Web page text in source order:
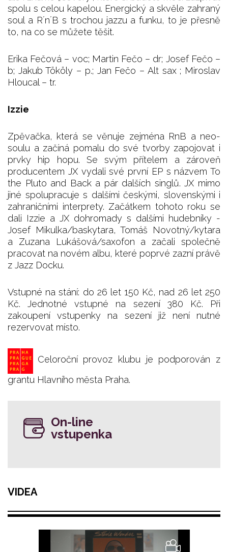
spolu s celou kapelou. Energický a skvěle zahraný
soul a R´n´B s trochou jazzu a funku, to je přesně
to, na co se můžete těšit.
Erika Fečová – voc; Martin Fečo – dr; Josef Fečo –
b; Jakub Tököly – p.; Jan Fečo – Alt sax ; Miroslav
Hloucal – tr.
Izzie
Zpěvačka, která se věnuje zejména RnB a neo-
soulu a začíná pomalu do své tvorby zapojovat i
prvky hip hopu. Se svým přítelem a zároveň
producentem JX vydali své první EP s názvem To
the Pluto and Back a pár dalších singlů. JX mimo
jiné spolupracuje s dalšími českými, slovenskými i
zahraničními interprety. Začátkem tohoto roku se
dali Izzie a JX dohromady s dalšími hudebníky -
Josef Mikulka/baskytara, Tomáš Novotný/kytara
a Zuzana Lukášová/saxofon a začali společně
pracovat na novém albu, které poprvé zazní právě
z Jazz Docku.
Vstupné na stání: do 26 let 150 Kč, nad 26 let 250
Kč. Jednotné vstupné na sezení 380 Kč. Při
zakoupení vstupenky na sezení již není nutné
rezervovat místo.
Celoroční provoz klubu je podporován z
grantu Hlavního města Praha.
On-line
vstupenka
VIDEA